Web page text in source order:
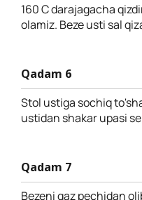
160 C darajagacha
olamiz. Beze usti sal
Qadam 6
Stol ustiga sochiq
ustidan shakar upasi
Qadam 7
Bezeni gaz pechidan